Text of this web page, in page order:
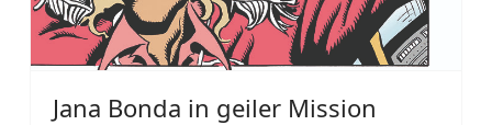
Jana Bonda in geiler Mission